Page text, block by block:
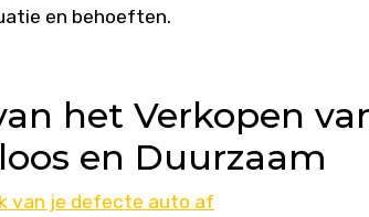
en behoeften.
het Verkopen
en Duurzaam
van je defecte auto af